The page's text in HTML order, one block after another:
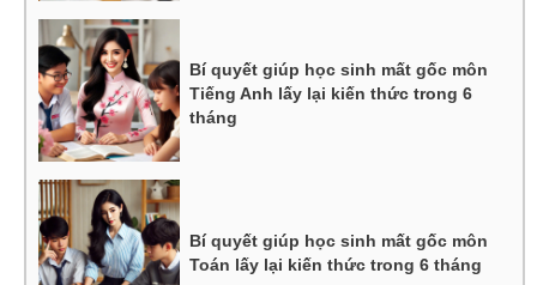
Bí quyết giúp học sinh mất gốc môn
Tiếng Anh lấy lại kiến thức trong 6
tháng
Bí quyết giúp học sinh mất gốc môn
Toán lấy lại kiến thức trong 6 tháng